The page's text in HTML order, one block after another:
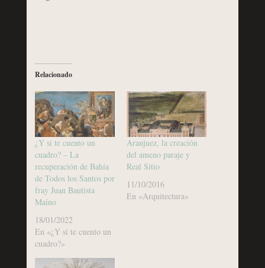
Relacionado
¿Y si te cuento un
cuadro? – La
recuperación de Bahía
de Todos los Santos por
fray Juan Bautista
Maíno
18/01/2022
En «¿Y si te cuento un
cuadro?»
Aranjuez, la creación
del ameno paraje y
Real Sitio
11/10/2016
En «Arquitectura»